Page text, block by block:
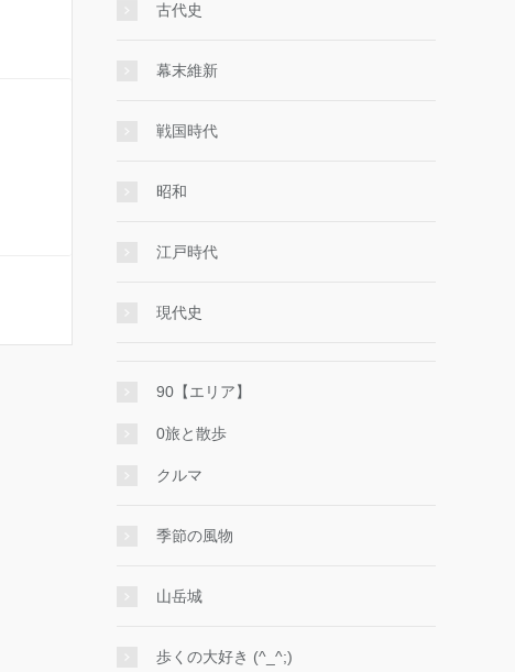
古代史
幕末維新
戦国時代
昭和
江戸時代
現代史
90【エリア】
0旅と散歩
クルマ
季節の風物
山岳城
歩くの大好き (^_^;)